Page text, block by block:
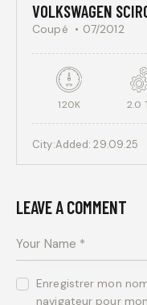
VOLKSWAGEN
Coupé 07/2012
120K 2.0
City:Added: 29.09.25
LEAVE A COMMENT
Enregistrer mon
navigateur pour